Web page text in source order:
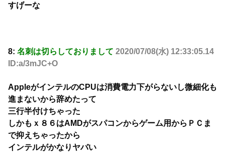
すげーな
8: 名刺は切らしておりまして 2020/07/08(水) 12:33:05.14
ID:a/3mJC+O
AppleがインテルのCPUは消費電力下がらないし微細化も
進まないから辞めたって
三行半付けちゃった
しかもｘ８６はAMDがスパコンからゲーム用からＰＣま
で抑えちゃったから
インテルがかなりヤバい